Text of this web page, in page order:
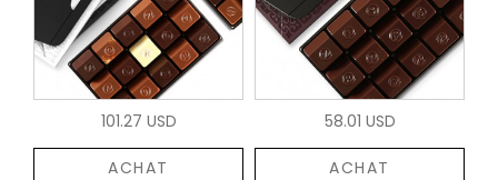
101.27 USD
ACHAT
58.01 USD
ACHAT